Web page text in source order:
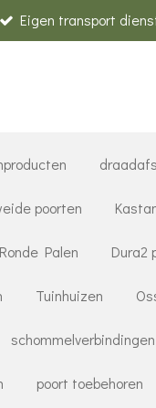
Eigen transport
poorten
Ronde Palen Dura2
Tuinhuizen
schommelverbindingen
poort toebehoren